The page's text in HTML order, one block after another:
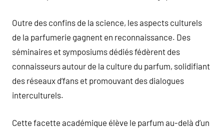
Outre des confins de la science, les aspects culturels
de la parfumerie gagnent en reconnaissance. Des
séminaires et symposiums dédiés fédèrent des
connaisseurs autour de la culture du parfum, solidifiant
des réseaux d’fans et promouvant des dialogues
interculturels.
Cette facette académique élève le parfum au-delà d’un